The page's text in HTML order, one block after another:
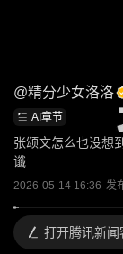
@精分少女洛洛
AI章节
张颂文怎么也没想
谶
2026-05-14 16:36 发
打开腾讯新